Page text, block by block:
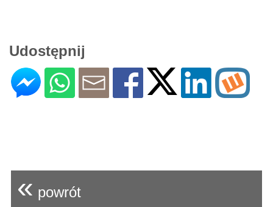
Udostępnij
« powrót